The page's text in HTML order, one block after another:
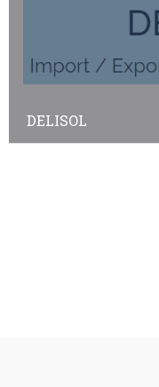
DELISOL